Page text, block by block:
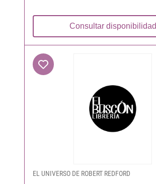
Consultar disponibilidad
EL UNIVERSO DE ROBERT REDFORD